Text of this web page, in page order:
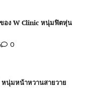
หนุ่มหน้าหวานสายวาย
0
จครีมไข่มุก เจ้าของ